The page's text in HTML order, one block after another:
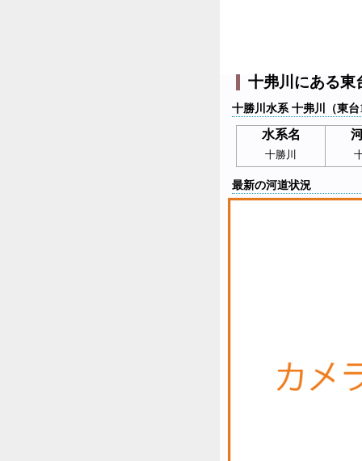
十弗川にある東
十勝川水系 十弗川（東
水系名
十勝川
最新の河道状況